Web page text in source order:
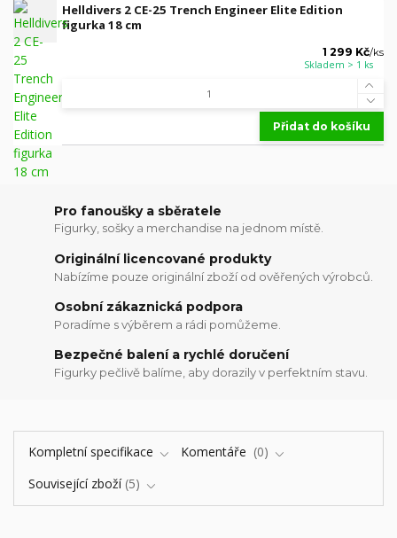
Helldivers 2 CE-25 Trench Engineer Elite Edition
figurka 18 cm
1 299 Kč/ks
Skladem > 1 ks
Přidat do košíku
Pro fanoušky a sběratele
Figurky, sošky a merchandise na jednom místě.
Originální licencované produkty
Nabízíme pouze originální zboží od ověřených výrobců.
Osobní zákaznická podpora
Poradíme s výběrem a rádi pomůžeme.
Bezpečné balení a rychlé doručení
Figurky pečlivě balíme, aby dorazily v perfektním stavu.
Kompletní specifikace Komentáře
0
Související zboží 5